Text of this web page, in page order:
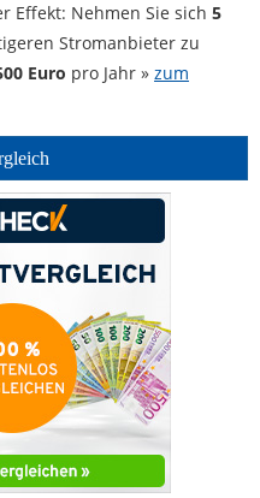
Effekt: Nehmen Sie sich 5
Stromanbieter zu
Euro pro Jahr » zum